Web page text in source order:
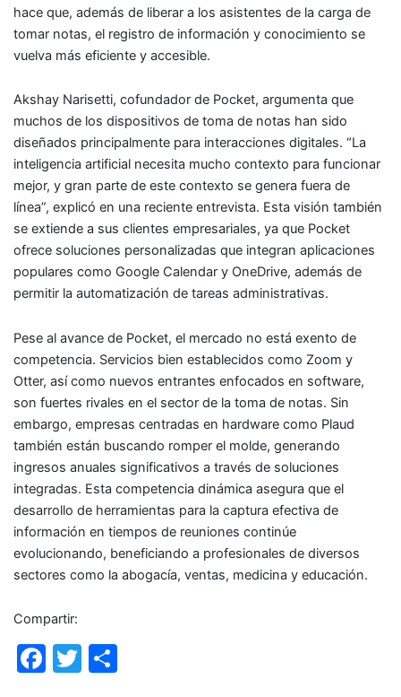
hace que, además de liberar a los asistentes de la carga de
tomar notas, el registro de información y conocimiento se
vuelva más eficiente y accesible.
Akshay Narisetti, cofundador de Pocket, argumenta que
muchos de los dispositivos de toma de notas han sido
diseñados principalmente para interacciones digitales. “La
inteligencia artificial necesita mucho contexto para funcionar
mejor, y gran parte de este contexto se genera fuera de
línea”, explicó en una reciente entrevista. Esta visión también
se extiende a sus clientes empresariales, ya que Pocket
ofrece soluciones personalizadas que integran aplicaciones
populares como Google Calendar y OneDrive, además de
permitir la automatización de tareas administrativas.
Pese al avance de Pocket, el mercado no está exento de
competencia. Servicios bien establecidos como Zoom y
Otter, así como nuevos entrantes enfocados en software,
son fuertes rivales en el sector de la toma de notas. Sin
embargo, empresas centradas en hardware como Plaud
también están buscando romper el molde, generando
ingresos anuales significativos a través de soluciones
integradas. Esta competencia dinámica asegura que el
desarrollo de herramientas para la captura efectiva de
información en tiempos de reuniones continúe
evolucionando, beneficiando a profesionales de diversos
sectores como la abogacía, ventas, medicina y educación.
Compartir:
F
T